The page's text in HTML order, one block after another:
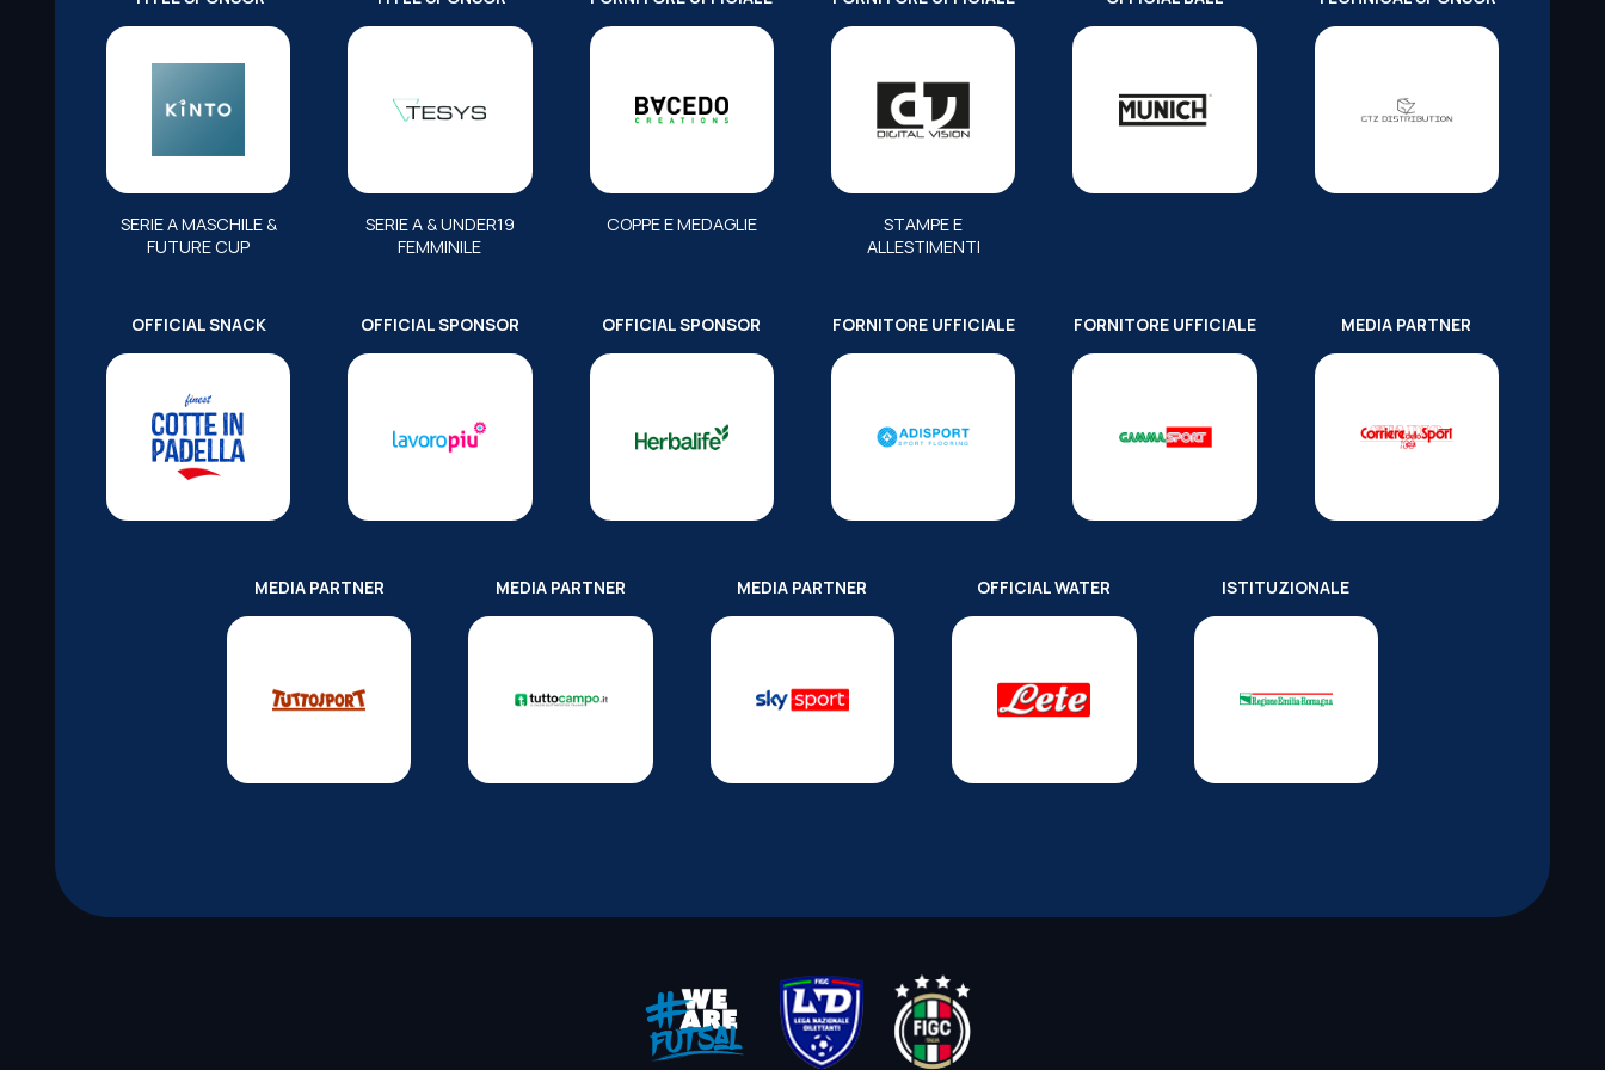
SERIE A MASCHILE &
FUTURE CUP
SERIE A & UNDER19
FEMMINILE
COPPE E MEDAGLIE
STAMPE E
ALLESTIMENTI
OFFICIAL SNACK OFFICIAL SPONSOR OFFICIAL SPONSOR FORNITORE UFFICIALE FORNITORE UFFICIALE MEDIA PARTNER
MEDIA PARTNER MEDIA PARTNER MEDIA PARTNER OFFICIAL WATER ISTITUZIONALE